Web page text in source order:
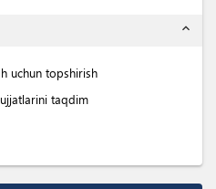
expand_less
uchun topshirish
taqdim